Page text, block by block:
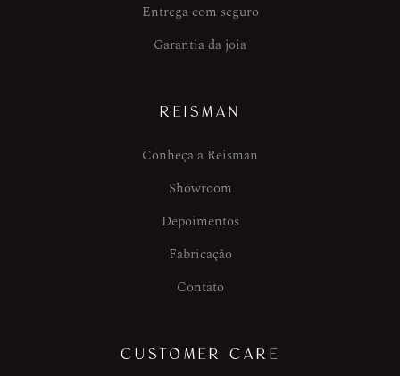
Entrega com seguro
Garantia da joia
REISMAN
Conheça a Reisman
Showroom
Depoimentos
Fabricação
Contato
CUSTOMER CARE